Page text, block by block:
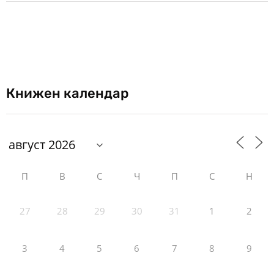
Книжен календар
П В С Ч П С Н
27 28 29 30 31 1 2
3 4 5 6 7 8 9